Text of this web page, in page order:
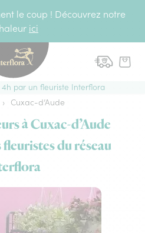
le coup ! Découvrez notre
ici
par un fleuriste Interflora
› Cuxac-d’Aude
à Cuxac-d’Aude
du réseau